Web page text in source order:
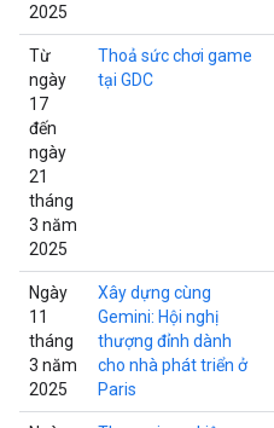
2025
Từ
ngày
17
đến
ngày
21
tháng
3 năm
2025
Thoả sức chơi game
tại GDC
Ngày
11
tháng
3 năm
2025
Xây dựng cùng
Gemini: Hội nghị
thượng đỉnh dành
cho nhà phát triển ở
Paris